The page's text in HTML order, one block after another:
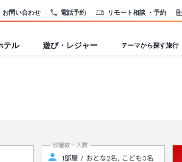
電話予約 リモート相談 ・予約
お問い合わせ
テル 遊び・レジャー テーマから探す旅行
部屋数・人数